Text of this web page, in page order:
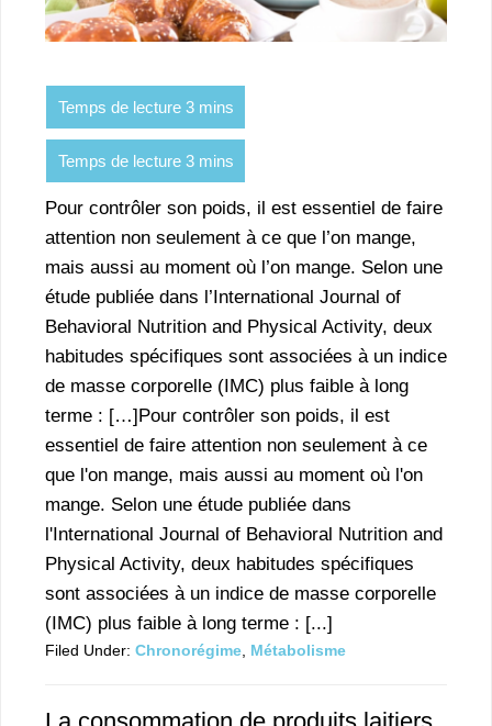
Pour contrôler son poids, il est essentiel de faire
attention non seulement à ce que l’on mange,
mais aussi au moment où l’on mange. Selon une
étude publiée dans l’International Journal of
Behavioral Nutrition and Physical Activity, deux
habitudes spécifiques sont associées à un indice
de masse corporelle (IMC) plus faible à long
terme : […]Pour contrôler son poids, il est
essentiel de faire attention non seulement à ce
que l'on mange, mais aussi au moment où l'on
mange. Selon une étude publiée dans
l'International Journal of Behavioral Nutrition and
Physical Activity, deux habitudes spécifiques
sont associées à un indice de masse corporelle
(IMC) plus faible à long terme : [...]
Filed Under: Chronorégime Métabolisme